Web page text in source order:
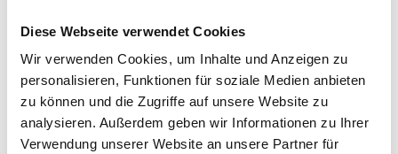
Diese Webseite verwendet Cookies
Wir verwenden Cookies, um Inhalte und Anzeigen zu
personalisieren, Funktionen für soziale Medien anbieten
zu können und die Zugriffe auf unsere Website zu
analysieren. Außerdem geben wir Informationen zu Ihrer
Verwendung unserer Website an unsere Partner für
und Pfott.
Sobald die Maschger ein Wirtshaus betreten, eröffnet
der Bajaz mit seinem Spitzhut den Tanzreigen. Hinter
ihm warten die acht Paare in Zweierreihen auf ihren
Auftritt. Das letzte Paar sind „Zoch und Pfott“, die
beiden derbsten Gestalten. Sie sind in Lumpen